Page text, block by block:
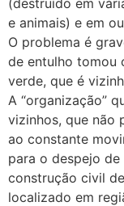
(destruído em
e animais) e em
O problema é
de entulho tomou
verde, que é
A “organização”
vizinhos, que não
ao constante
para o despejo
construção civil
localizado em